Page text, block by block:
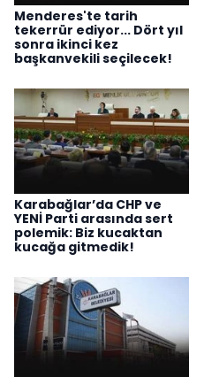
Menderes'te tarih
tekerrür ediyor... Dört yıl
sonra ikinci kez
başkanvekili seçilecek!
Karabağlar’da CHP ve
YENİ Parti arasında sert
polemik: Biz kucaktan
kucağa gitmedik!